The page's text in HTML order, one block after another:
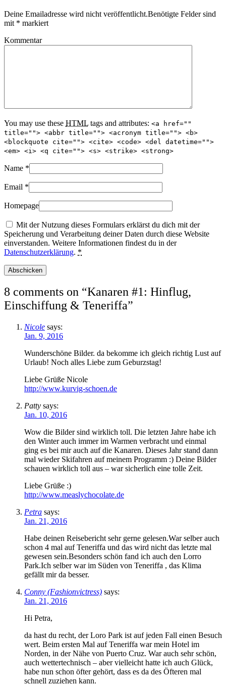
Deine Emailadresse wird nicht veröffentlicht.Benötigte Felder sind
mit * markiert
Kommentar
You may use these HTML tags and attributes: <a href=""
title=""> <abbr title=""> <acronym title=""> <b>
<blockquote cite=""> <cite> <code> <del datetime="">
<em> <i> <q cite=""> <s> <strike> <strong>
Name *
Email *
Homepage
Mit der Nutzung dieses Formulars erklärst du dich mit der
Speicherung und Verarbeitung deiner Daten durch diese Website
einverstanden. Weitere Informationen findest du in der
Datenschutzerklärung. *
8 comments on “Kanaren #1: Hinflug,
Einschiffung & Teneriffa”
Nicole says:
Jan. 9, 2016
Wunderschöne Bilder. da bekomme ich gleich richtig Lust auf
Urlaub! Noch alles Liebe zum Geburzstag!
Liebe Grüße Nicole
http://www.kurvig-schoen.de
Patty says:
Jan. 10, 2016
Wow die Bilder sind wirklich toll. Die letzten Jahre habe ich
den Winter auch immer im Warmen verbracht und einmal
ging es bei mir auch auf die Kanaren. Dieses Jahr stand dann
mal wieder Skifahren auf meinem Programm :) Deine Bilder
schauen wirklich toll aus – war sicherlich eine tolle Zeit.
Liebe Grüße :)
http://www.measlychocolate.de
Petra says:
Jan. 21, 2016
Habe deinen Reisebericht sehr gerne gelesen.War selber auch
schon 4 mal auf Teneriffa und das wird nicht das letzte mal
gewesen sein.Besonders schön fand ich auch den Lorro
Park.Ich selber war im Süden von Teneriffa , das Klima
gefällt mir da besser.
Conny (Fashionvictress) says:
Jan. 21, 2016
Hi Petra,
da hast du recht, der Loro Park ist auf jeden Fall einen Besuch
wert. Beim ersten Mal auf Teneriffa war mein Hotel im
Norden, in der Nähe von Puerto Cruz. War auch sehr schön,
auch wettertechnisch – aber vielleicht hatte ich auch Glück,
habe nun schon öfter gehört, dass es da des Öfteren mal
schnell zuziehen kann.